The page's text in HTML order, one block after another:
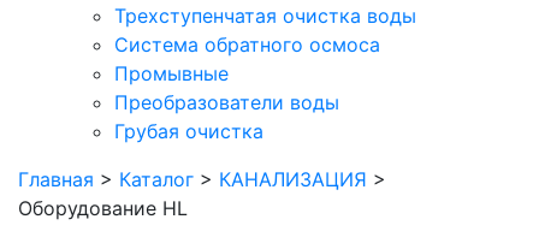
Трехступенчатая очистка воды
Система обратного осмоса
Промывные
Преобразователи воды
Грубая очистка
Главная > Каталог > КАНАЛИЗАЦИЯ >
Оборудование HL